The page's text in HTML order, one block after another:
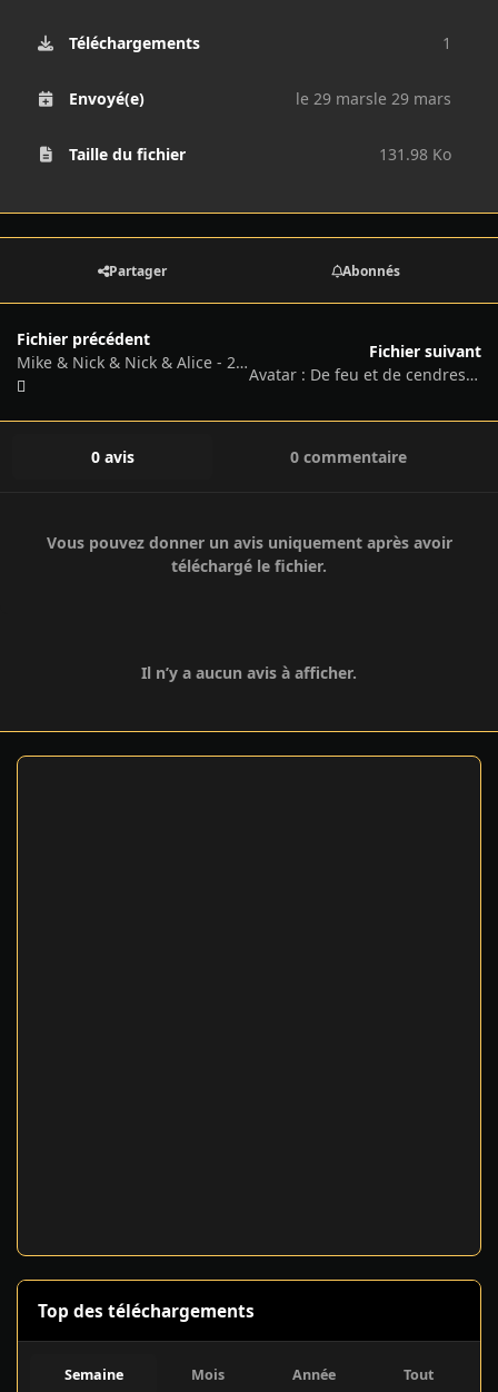
Téléchargements 1
Envoyé(e) le 29 marsle 29 mars
Taille du fichier 131.98 Ko
Partager Abonnés
Fichier précédent
Mike & Nick & Nick & Alice - 2026
Fichier suivant
Avatar : De feu et de cendres - 2025
0 avis 0 commentaire
Vous pouvez donner un avis uniquement après avoir
téléchargé le fichier.
Il n’y a aucun avis à afficher.
Top des téléchargements
Semaine Mois Année Tout